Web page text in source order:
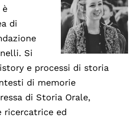
è
di
Si
e processi di storia
di memorie
di Storia Orale,
ricercatrice ed